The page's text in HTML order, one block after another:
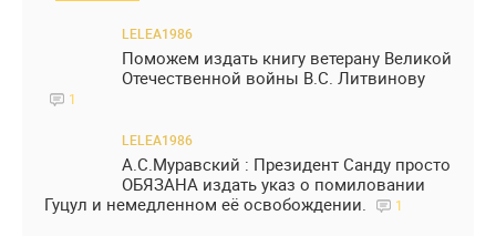
LELEA1986
Поможем издать книгу ветерану Великой
Отечественной войны В.С. Литвинову
1
LELEA1986
А.С.Муравский : Президент Санду просто
ОБЯЗАНА издать указ о помиловании
Гуцул и немедленном её освобождении.
1